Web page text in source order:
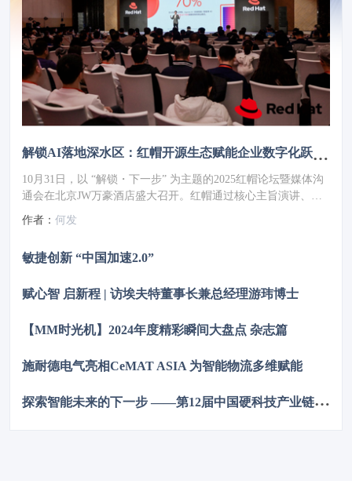
解锁AI落地深水区：红帽开源生态赋能企业数字化跃迁 ——2025红帽论坛重磅发布车用OS
10月31日，以 “解锁・下一步” 为主题的2025红帽论坛暨媒体沟
通会在北京JW万豪酒店盛大召开。红帽通过核心主旨演讲、重
磅新品发布、权威报告解读及高层对话，全方位展现了其以开源
技术破解行业痛点、引领企业数字化转型的实力与愿景，为 AI
作者： 何发
敏捷创新 “中国加速2.0”
赋心智 启新程 | 访埃夫特董事长兼总经理游玮博士
【MM时光机】2024年度精彩瞬间大盘点 杂志篇
施耐德电气亮相CeMAT ASIA 为智能物流多维赋能
探
索智能未来的下一步 ——第12届中国硬科技产业链创新趋势峰会暨百家媒体论坛成功举办